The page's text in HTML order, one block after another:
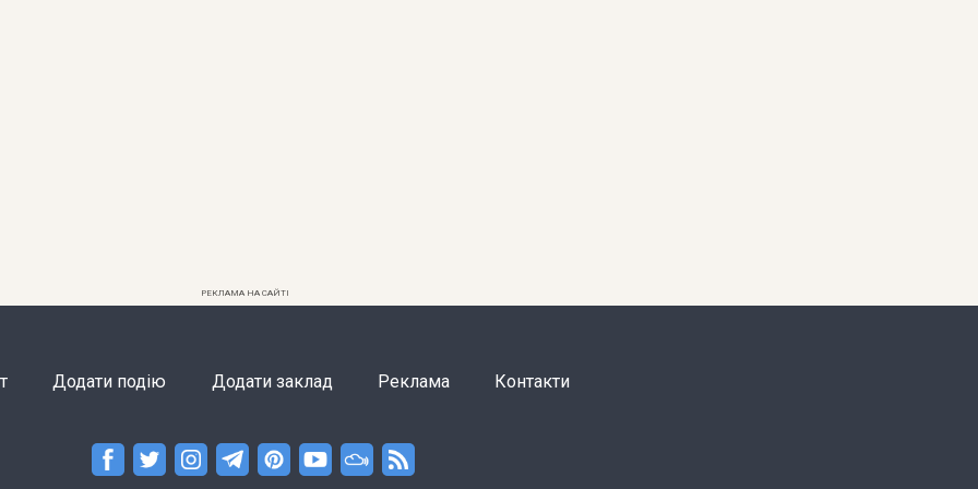
РЕКЛАМА НА САЙТІ
Додати подію Додати заклад Реклама Контакти